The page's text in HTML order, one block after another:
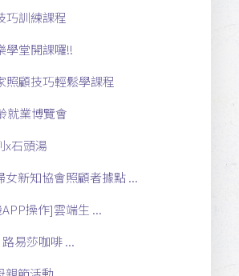
巧訓練課程
學堂開課囉!!
照顧技巧輕鬆學課程
就業博覽會
x石頭湯
女新知協會照顧者據點 ...
操作]雲端生 ...
易莎咖啡 ...